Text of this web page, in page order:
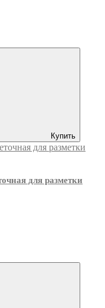
Купить
для разметки